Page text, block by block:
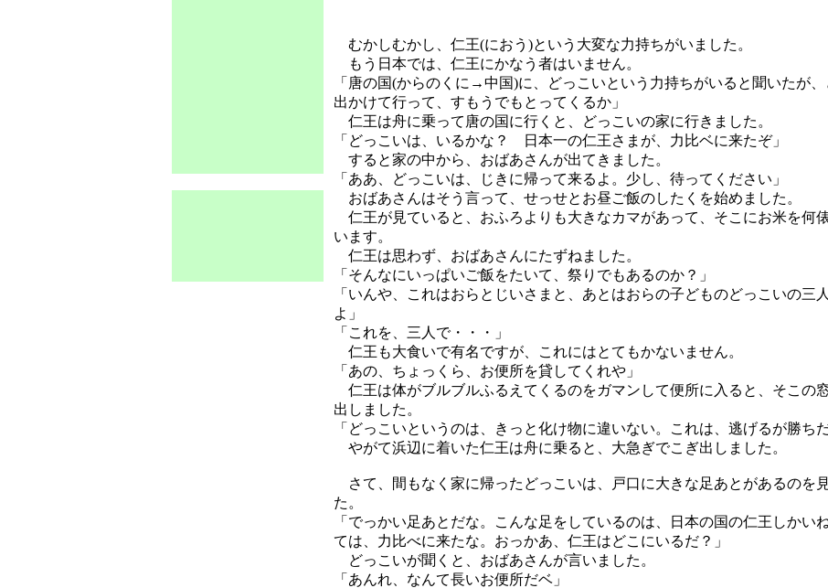
むかしむかし、仁王(におう)という大変な力持ちがいました。
もう日本では、仁王にかなう者はいません。
「唐の国(からのくに→中国)に、どっこいという力持ちがいると聞いたが、
出かけて行って、すもうでもとってくるか」
仁王は舟に乗って唐の国に行くと、どっこいの家に行きました。
「どっこいは、いるかな？ 日本一の仁王さまが、力比ベに来たぞ」
すると家の中から、おばあさんが出てきました。
「ああ、どっこいは、じきに帰って来るよ。少し、待ってください」
おばあさんはそう言って、せっせとお昼ご飯のしたくを始めました。
仁王が見ていると、おふろよりも大きなカマがあって、そこにお米を何
います。
仁王は思わず、おばあさんにたずねました。
「そんなにいっぱいご飯をたいて、祭りでもあるのか？」
「いんや、これはおらとじいさまと、あとはおらの子どものどっこいの三
よ」
「これを、三人で・・・」
仁王も大食いで有名ですが、これにはとてもかないません。
「あの、ちょっくら、お便所を貸してくれや」
仁王は体がブルブルふるえてくるのをガマンして便所に入ると、そこの
出しました。
「どっこいというのは、きっと化け物に違いない。これは、逃げるが勝ちだ
やがて浜辺に着いた仁王は舟に乗ると、大急ぎでこぎ出しました。
さて、間もなく家に帰ったどっこいは、戸口に大きな足あとがあるのを
た。
「でっかい足あとだな。こんな足をしているのは、日本の国の仁王しかい
ては、力比べに来たな。おっかあ、仁王はどこにいるだ？」
どっこいが聞くと、おばあさんが言いました。
「あんれ、なんて長いお便所だベ」